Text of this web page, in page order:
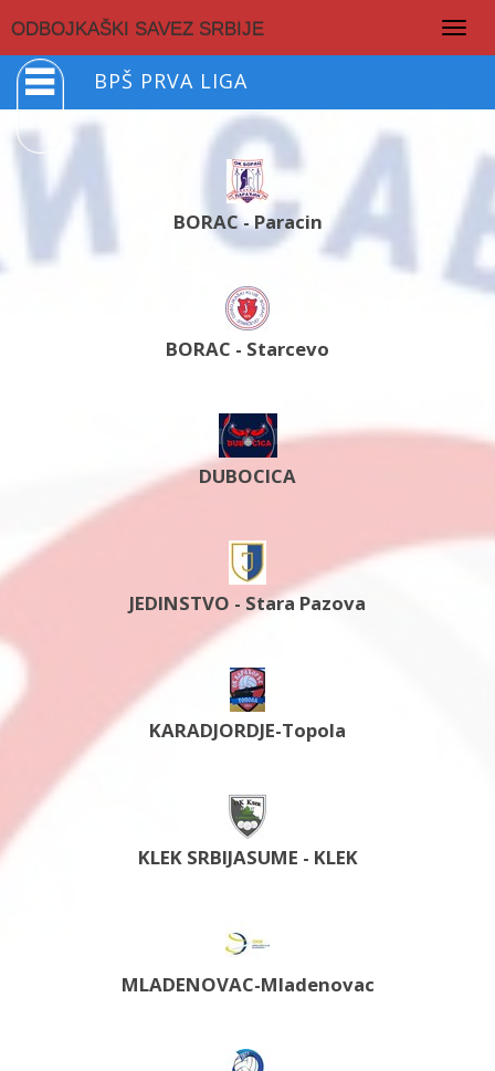
ODBOJKAŠKI SAVEZ SRBIJE
BPŠ PRVA LIGA
BORAC - Paracin
BORAC - Starcevo
DUBOCICA
JEDINSTVO - Stara Pazova
KARADJORDJE-Topola
KLEK SRBIJASUME - KLEK
MLADENOVAC-Mladenovac